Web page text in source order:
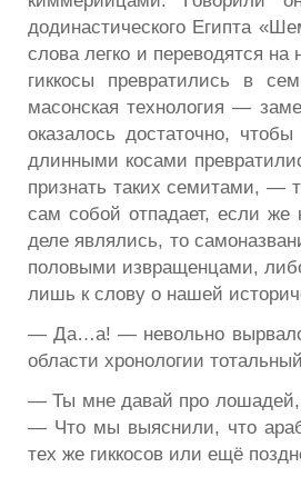
додинастического Египта
слова легко и переводятся
гиккосы превратились в
масонская технология —
оказалось достаточно,
длинными косами
признать таких семитами, —
сам собой отпадает, если же
деле являлись, то
половыми извращенцами,
лишь к слову о нашей
— Да…а! — невольно
области хронологии
— Ты мне давай про
— Что мы выяснили, что
тех же гиккосов или ещё